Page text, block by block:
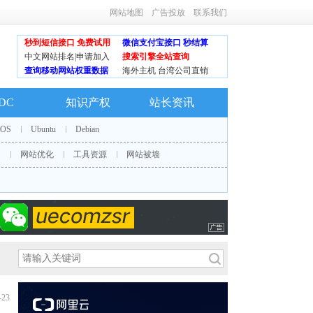
网站地图 广告投放 联系我们
秒到短信接口 免费试用
微信支付宝接口 秒结算
中文网站排名|申请加入
搜索引擎全站查询
查询移动网站权重数据
海外主机 台湾公司直销
知识产权 站长资讯
Ubuntu Debian
网站优化 工具资源 网站被墙